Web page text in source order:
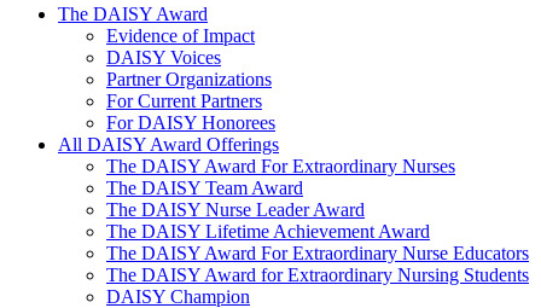
The Daisy Award
The DAISY Award
Evidence of Impact
DAISY Voices
Partner Organizations
For Current Partners
For DAISY Honorees
All DAISY Award Offerings
The DAISY Award For Extraordinary Nurses
The DAISY Team Award
The DAISY Nurse Leader Award
The DAISY Lifetime Achievement Award
The DAISY Award For Extraordinary Nurse Educators
The DAISY Award for Extraordinary Nursing Students
DAISY Champion